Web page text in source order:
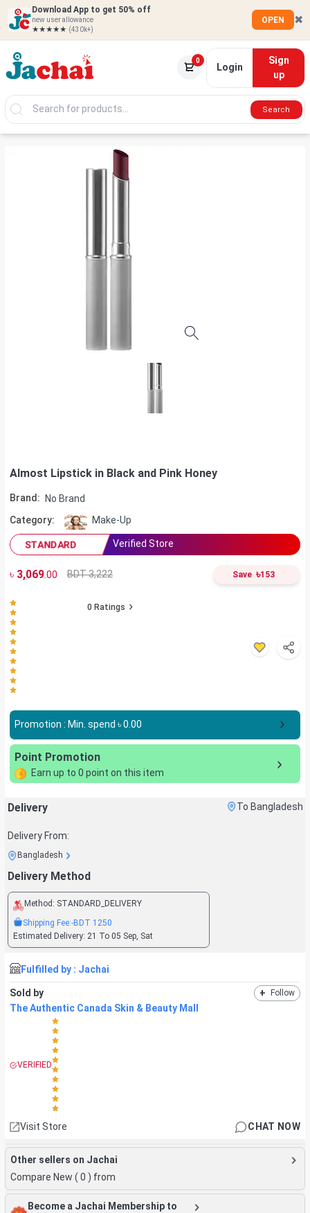
Download App to get 50% off
new user allowance
★★★★★ (430k+)
OPEN ✖
0
Login
Sign
up
Search
Almost Lipstick in Black and Pink Honey
Brand: No Brand
Category:
Make-Up
STANDARD Verified Store
৳ 3,069.00 BDT 3,222 Save ৳153
0 Ratings
Promotion : Min. spend ৳0.00
Point Promotion
Earn up to 0 point on this item
Delivery To Bangladesh
Delivery From:
Bangladesh
Delivery Method
Method: STANDARD_DELIVERY
Shipping Fee:-BDT 1250
Estimated Delivery: 21 To 05 Sep, Sat
Fulfilled by : Jachai
Sold by + Follow
The Authentic Canada Skin & Beauty Mall
VERIFIED
Visit Store CHAT NOW
Other sellers on Jachai
Compare New ( 0 ) from
Become a Jachai Membership to